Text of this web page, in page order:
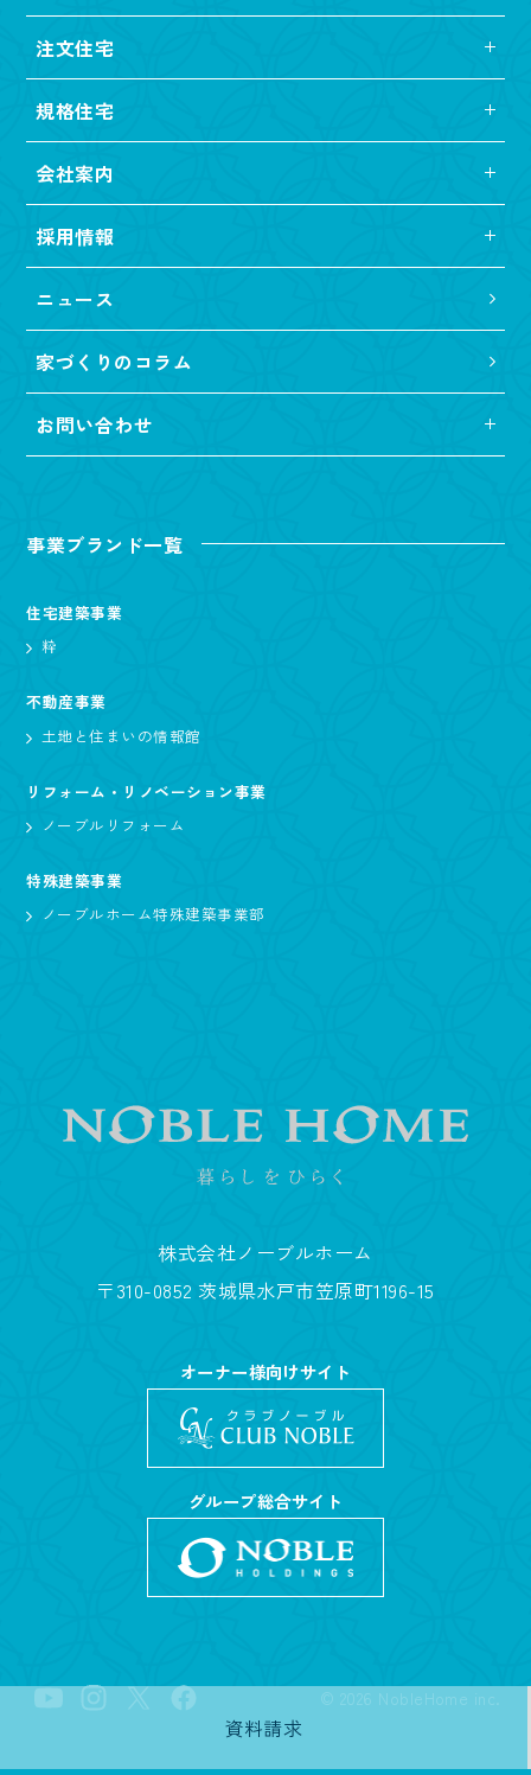
注文住宅
規格住宅
会社案内
採用情報
ニュース
家づくりのコラム
お問い合わせ
事業ブランド一覧
住宅建築事業
粋
不動産事業
土地と住まいの情報館
リフォーム・リノベーション事業
ノーブルリフォーム
特殊建築事業
ノーブルホーム特殊建築事業部
株式会社ノーブルホーム
〒310-0852 茨城県水戸市笠原町1196-15
オーナー様向けサイト
グループ総合サイト
© 2026 NobleHome inc.
資料請求